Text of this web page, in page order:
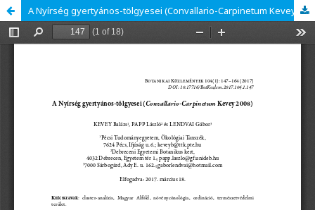
A Nyírség gyertyános-tölgyesei (Convallario-Carpinetum Kevey 2008)